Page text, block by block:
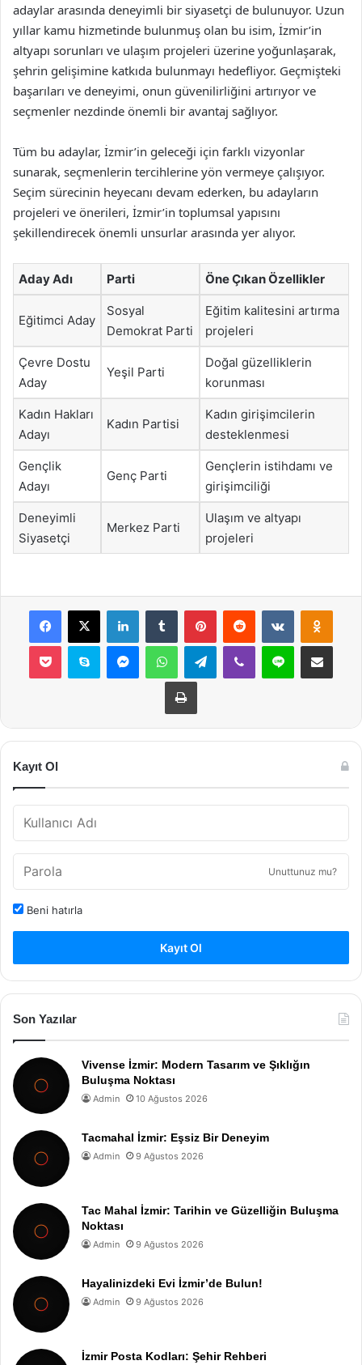
adaylar arasında deneyimli bir siyasetçi de bulunuyor. Uzun
yıllar kamu hizmetinde bulunmuş olan bu isim, İzmir’in
altyapı sorunları ve ulaşım projeleri üzerine yoğunlaşarak,
şehrin gelişimine katkıda bulunmayı hedefliyor. Geçmişteki
başarıları ve deneyimi, onun güvenilirliğini artırıyor ve
seçmenler nezdinde önemli bir avantaj sağlıyor.
Tüm bu adaylar, İzmir’in geleceği için farklı vizyonlar
sunarak, seçmenlerin tercihlerine yön vermeye çalışıyor.
Seçim sürecinin heyecanı devam ederken, bu adayların
projeleri ve önerileri, İzmir’in toplumsal yapısını
şekillendirecek önemli unsurlar arasında yer alıyor.
Aday Adı Parti Öne Çıkan Özellikler
Eğitimci Aday
Sosyal
Demokrat Parti
Eğitim kalitesini artırma
projeleri
Çevre Dostu
Aday
Yeşil Parti
Doğal güzelliklerin
korunması
Kadın Hakları
Adayı
Kadın Partisi
Kadın girişimcilerin
desteklenmesi
Gençlik
Adayı
Genç Parti
Gençlerin istihdamı ve
girişimciliği
Deneyimli
Siyasetçi
Merkez Parti
Ulaşım ve altyapı
projeleri
Facebook
X LinkedInTumblr PinterestReddit VKontakte
Pocket Skype MessengerWhatsAppTelegramViber Line E-Posta ile
Yazdır
Kayıt Ol
Unuttunuz mu?
Beni hatırla
Kayıt Ol
Son Yazılar
Vivense İzmir: Modern Tasarım ve Şıklığın
Buluşma Noktası
Admin 10 Ağustos 2026
Tacmahal İzmir: Eşsiz Bir Deneyim
Admin 9 Ağustos 2026
Tac Mahal İzmir: Tarihin ve Güzelliğin Buluşma
Noktası
Admin 9 Ağustos 2026
Hayalinizdeki Evi İzmir’de Bulun!
Admin 9 Ağustos 2026
İzmir Posta Kodları: Şehir Rehberi